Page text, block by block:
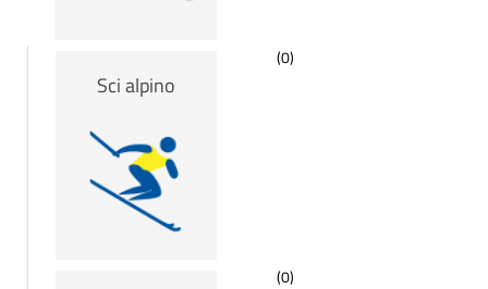
Sci alpino
(0)
(0)